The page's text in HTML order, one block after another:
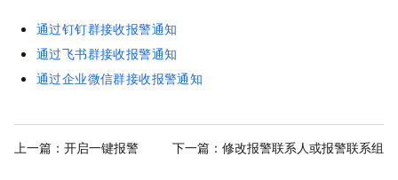
通过钉钉群接收报警通知
通过飞书群接收报警通知
通过企业微信群接收报警通知
上一篇： 开启一键报警 下一篇： 修改报警联系人或报警联系组